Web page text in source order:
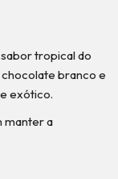
tropical do
branco e
exótico.
manter a